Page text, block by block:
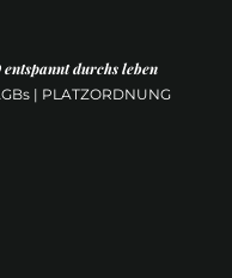
durchs leben
| PLATZORDNUNG